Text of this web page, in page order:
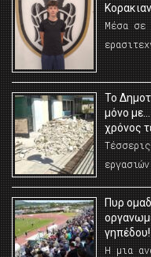
Μέσα σε
Το
μόνο
χρόνος
Πυρ
γηπέδου!
Η μια